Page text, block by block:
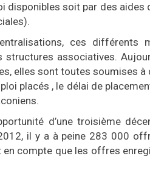
disponibles soit par des
ces différents
associatives.
elles sont toutes soumises
placés , le délai de
d’une troisième
il y a à peine 283 000
en compte que les offres